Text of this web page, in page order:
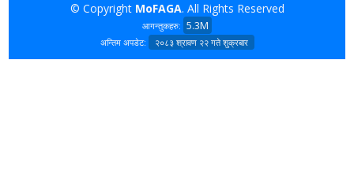
© Copyright MoFAGA. All Rights Reserved
आगन्तुकहरु: 5.3M
अन्तिम अपडेट: २०८३ श्रावण २२ गते शुक्रबार